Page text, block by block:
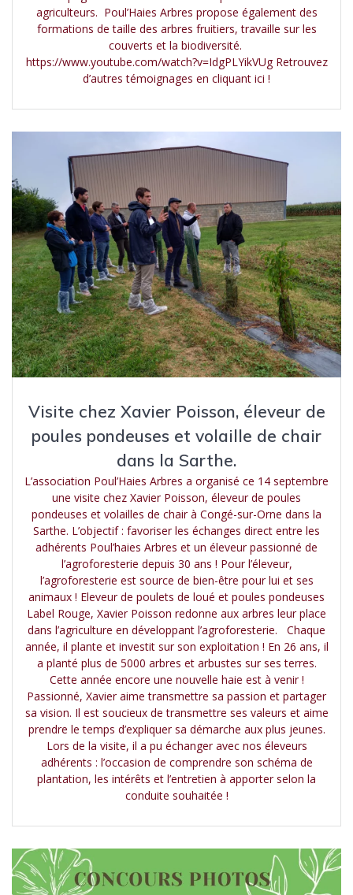
agriculteurs. Poul’Haies Arbres propose également des
formations de taille des arbres fruitiers, travaille sur les
couverts et la biodiversité.
https://www.youtube.com/watch?v=IdgPLYikVUg Retrouvez
d’autres témoignages en cliquant ici !
Visite chez Xavier Poisson, éleveur de
poules pondeuses et volaille de chair
dans la Sarthe.
L’association Poul’Haies Arbres a organisé ce 14 septembre
une visite chez Xavier Poisson, éleveur de poules
pondeuses et volailles de chair à Congé-sur-Orne dans la
Sarthe. L’objectif : favoriser les échanges direct entre les
adhérents Poul’haies Arbres et un éleveur passionné de
l’agroforesterie depuis 30 ans ! Pour l’éleveur,
l’agroforesterie est source de bien-être pour lui et ses
animaux ! Eleveur de poulets de loué et poules pondeuses
Label Rouge, Xavier Poisson redonne aux arbres leur place
dans l’agriculture en développant l’agroforesterie. Chaque
année, il plante et investit sur son exploitation ! En 26 ans, il
a planté plus de 5000 arbres et arbustes sur ses terres.
Cette année encore une nouvelle haie est à venir !
Passionné, Xavier aime transmettre sa passion et partager
sa vision. Il est soucieux de transmettre ses valeurs et aime
prendre le temps d’expliquer sa démarche aux plus jeunes.
Lors de la visite, il a pu échanger avec nos éleveurs
adhérents : l’occasion de comprendre son schéma de
plantation, les intérêts et l’entretien à apporter selon la
conduite souhaitée !